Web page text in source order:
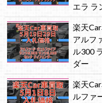
エラ ラ
楽天
アルフ
ル300
ダー
楽天
ルファ